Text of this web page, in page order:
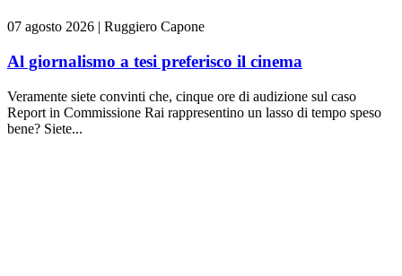
07 agosto 2026 | Ruggiero Capone
Al giornalismo a tesi preferisco il cinema
Veramente siete convinti che, cinque ore di audizione sul caso
Report in Commissione Rai rappresentino un lasso di tempo speso
bene? Siete...